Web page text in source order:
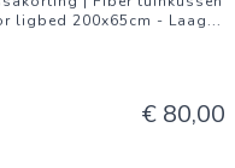
ligbed 200x65cm - Laag...
€ 80,00